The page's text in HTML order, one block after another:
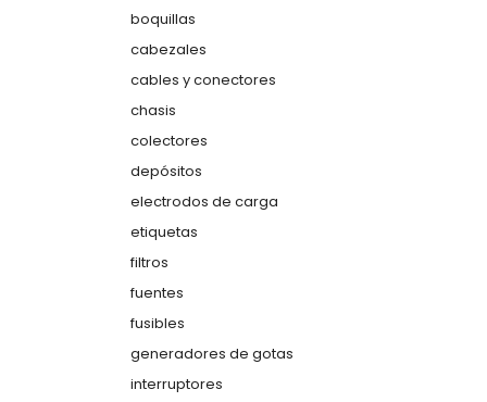
boquillas
cabezales
cables y conectores
chasis
colectores
depósitos
electrodos de carga
etiquetas
filtros
fuentes
fusibles
generadores de gotas
interruptores